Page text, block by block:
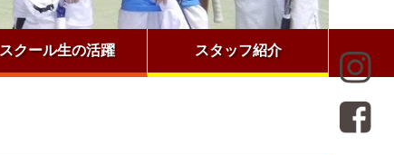
スクール生の活躍 スタッフ紹介